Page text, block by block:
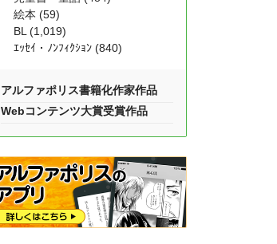
絵本 (59)
BL (1,019)
ｴｯｾｲ・ﾉﾝﾌｨｸｼｮﾝ (840)
アルファポリス書籍化作家作品
Webコンテンツ大賞受賞作品